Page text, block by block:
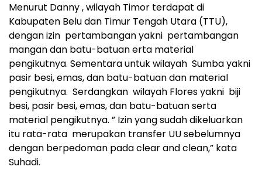
Menurut Danny , wilayah Timor terdapat di
Kabupaten Belu dan Timur Tengah Utara (TTU),
dengan izin pertambangan yakni pertambangan
mangan dan batu-batuan erta material
pengikutnya. Sementara untuk wilayah Sumba yakni
pasir besi, emas, dan batu-batuan dan material
pengikutnya. Serdangkan wilayah Flores yakni biji
besi, pasir besi, emas, dan batu-batuan serta
material pengikutnya. ” Izin yang sudah dikeluarkan
itu rata-rata merupakan transfer UU sebelumnya
dengan berpedoman pada clear and clean,” kata
Suhadi.